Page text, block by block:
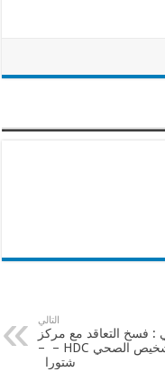
التالي
: فسخ التعاقد مع مركز
التشخيص الصحي HDC – –
شتورا